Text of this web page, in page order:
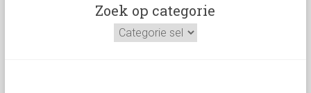
Zoek op categorie
Zoek
op